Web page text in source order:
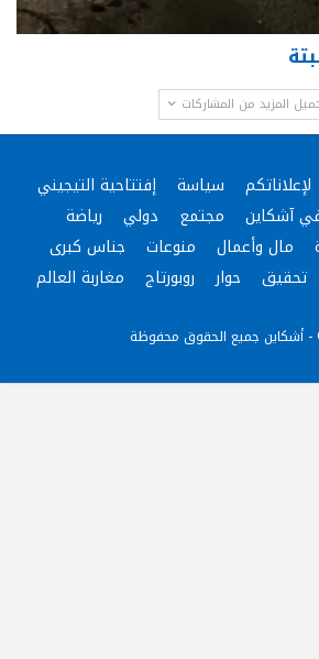
المزيد من المشاركات
لإعلاناتكم سياسة
إفتتاحية التيجيني
آشكاين مجتمع دولي
رياضة
مال وأعمال منوعات
جناس كبرى
تحقيق حوار روبورتاج مغاربة العالم